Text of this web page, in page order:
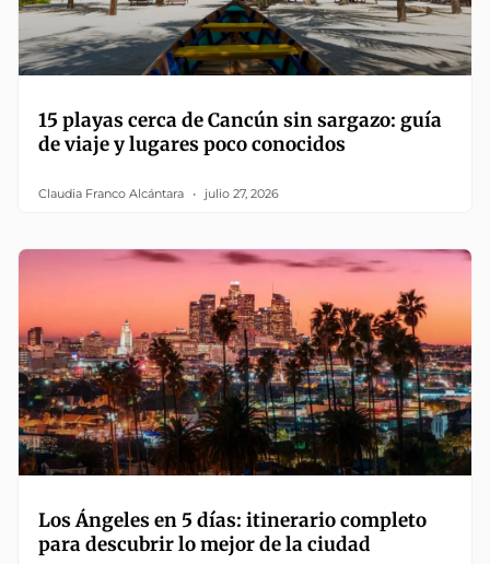
15 playas cerca de Cancún sin sargazo: guía
de viaje y lugares poco conocidos
Claudia Franco Alcántara julio 27, 2026
Los Ángeles en 5 días: itinerario completo
para descubrir lo mejor de la ciudad